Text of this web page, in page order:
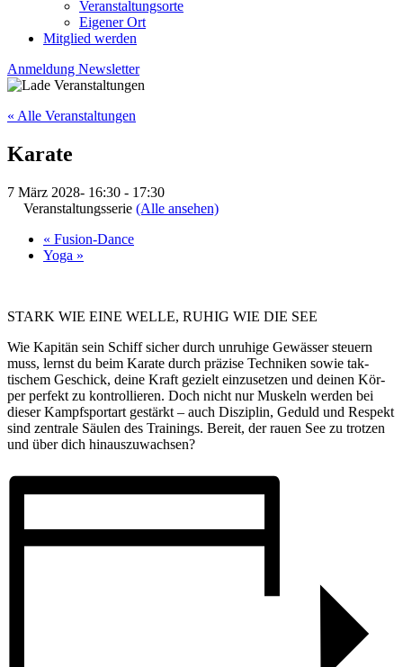
Veranstaltungsorte
Eigener Ort
Mitglied werden
Anmeldung Newsletter
« Alle Veranstaltungen
Karate
7 März 2028- 16:30 - 17:30
Veranstaltungsserie (Alle ansehen)
« Fusion-Dance
Yoga »
STARK WIE EINE WELLE, RUHIG WIE DIE SEE
Wie Kapitän sein Schiff sicher durch un­ruhige Ge­wässer steu­ern
muss, lernst du beim Ka­rate durch prä­zise Tech­niken sowie tak­
tischem Ge­schick, deine Kraft ge­zielt ein­zu­setzen und deinen Kör­
per per­fekt zu kon­trol­lie­ren. Doch nicht nur Mus­keln wer­den bei
dieser Kampf­sport­art gestärkt – auch Disziplin, Ge­duld und Respekt
sind zen­trale Säulen des Trainings. Be­reit, der rauen See zu trot­zen
und über dich hinaus­zu­wachsen?